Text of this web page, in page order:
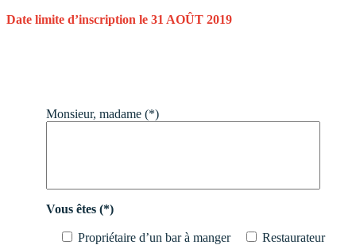
Date limite d’inscription le 31 AOÛT 2019
Monsieur, madame (*)
Vous êtes (*)
Propriétaire d’un bar à manger
Restaurateur